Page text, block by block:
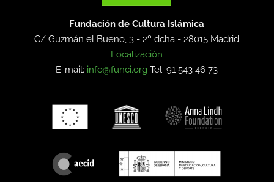
Fundación de Cultura Islámica
C/ Guzmán el Bueno, 3 - 2º dcha -28015 Madrid
Localización
E-mail: info@funci.org Tel: 91 543 46 73